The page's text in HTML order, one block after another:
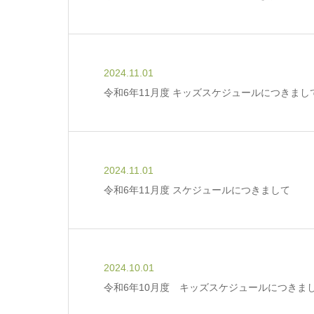
2024.11.01
令和6年11月度 キッズスケジュールにつきまし
2024.11.01
令和6年11月度 スケジュールにつきまして
2024.10.01
令和6年10月度 キッズスケジュールにつきま